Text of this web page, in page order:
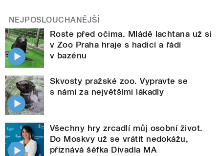
NEJPOSLOUCHANĚJŠÍ
Roste před očima. Mládě lachtana už si
v Zoo Praha hraje s hadicí a řádí
v bazénu
Skvosty pražské zoo. Vypravte se
s námi za největšími lákadly
Všechny hry zrcadlí můj osobní život.
Do Moskvy už se vrátit nedokážu,
přiznává šéfka Divadla MA